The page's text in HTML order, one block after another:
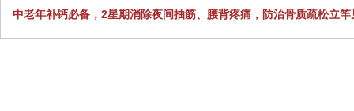
中老年补钙必备，2星期消除夜间抽筋、腰背疼痛，防治骨质疏松立竿